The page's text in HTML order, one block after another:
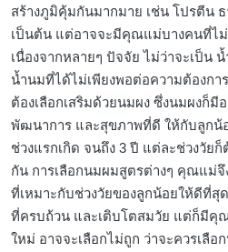
สร้างภูมิคุ้มกันมากมาย เช่น โปรตีน ธ
เป็นต้น แต่อาจจะมีคุณแม่บางคนที่ไม่
เนื่องจากหลายๆ ปัจจัย ไม่ว่าจะเป็น
น้ำนมที่ได้ไม่เพียงพอต่อความต้องกา
ต้องเลือกเสริมด้วยนมผง ซึ่งนมผงก็มี
พัฒนาการ และสุขภาพที่ดี ให้กับลูกน้
ช่วงแรกเกิด จนถึง 3 ปี แต่ละช่วงวัย
กัน การเลือกนมผมสูตรต่างๆ คุณแม่จึ
ที่เหมาะกับช่วงวัยของลูกน้อยให้ดีที่สุ
ที่ครบถ้วน และเติบโตสมวัย แต่ก็มี
ใหม่ อาจจะเลือกไม่ถูก ว่าจะควรเลื